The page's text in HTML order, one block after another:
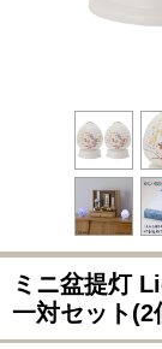
ミニ盆提灯
一対セット(2